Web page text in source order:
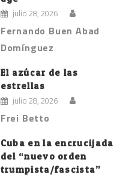
julio 28, 2026
Fernando Buen Abad
Domínguez
El azúcar de las
estrellas
julio 28, 2026
Frei Betto
Cuba en la encrucijada
del “nuevo orden
trumpista/fascista”